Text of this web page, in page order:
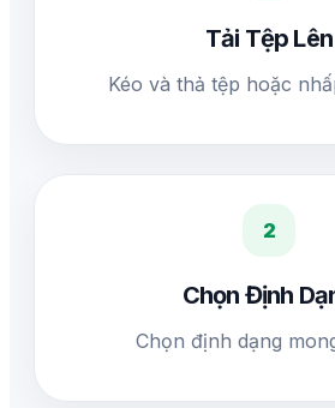
Tải Tệp Lên
Kéo và thả tệp hoặc
2
Chọn Định
Chọn định dạng